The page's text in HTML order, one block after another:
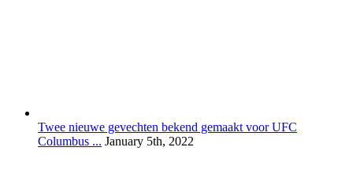
Twee nieuwe gevechten bekend gemaakt voor UFC
Columbus ... January 5th, 2022